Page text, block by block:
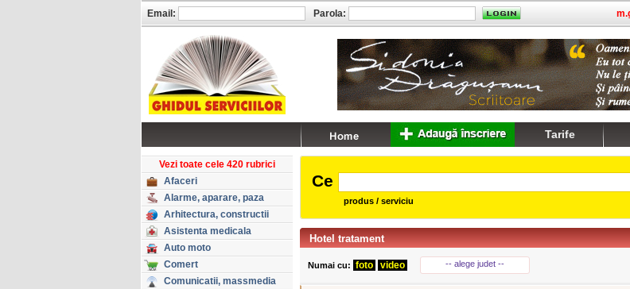
Vezi toate cele 420 rubrici
Afaceri
Alarme, aparare, paza
Arhitectura, constructii
Asistenta medicala
Auto moto
Comert
Comunicatii, massmedia
Ce
produs / serviciu
Hotel tratament
Numai cu: foto video -- alege judet --
Email: Parola:
Tarife